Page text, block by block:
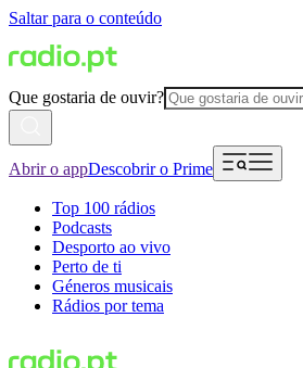
Saltar para o conteúdo
Que gostaria de ouvir?
Abrir o appDescobrir o Prime
Top 100 rádios
Podcasts
Desporto ao vivo
Perto de ti
Géneros musicais
Rádios por tema